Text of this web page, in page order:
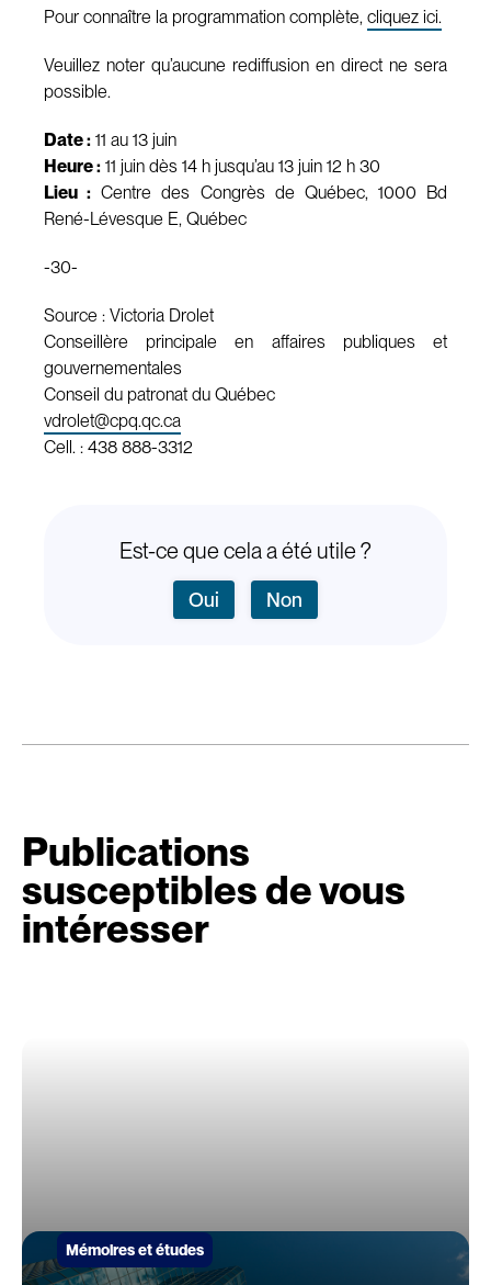
Pour connaître la programmation complète, cliquez ici.
Veuillez noter qu’aucune rediffusion en direct ne sera
possible.
Date : 11 au 13 juin
Heure : 11 juin dès 14 h jusqu’au 13 juin 12 h 30
Lieu : Centre des Congrès de Québec, 1000 Bd
René-Lévesque E, Québec
-30-
Source : Victoria Drolet
Conseillère principale en affaires publiques et
gouvernementales
Conseil du patronat du Québec
vdrolet@cpq.qc.ca
Cell. : 438 888-3312
Est-ce que cela a été utile ?
Oui Non
Publications
susceptibles de vous
intéresser
Mémoires et études